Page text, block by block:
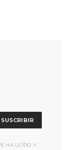
SUSCRIBIR
HA LEÍDO Y